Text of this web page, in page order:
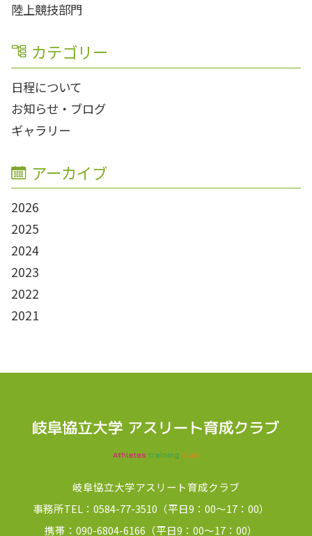
陸上競技部門
カテゴリー
日程について
お知らせ・ブログ
ギャラリー
アーカイブ
2026
2025
2024
2023
2022
2021
岐阜協立大学アスリート育成クラブ
事務所TEL：0584-77-3510（平日9：00～17：00）
携帯：090-6804-6166（平日9：00～17：00）